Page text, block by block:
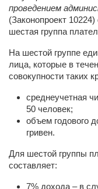
проведением
(Законопроект
шестая группа
На шестой группе
лица, которые в
совокупности таких
среднеучетная
50 человек;
объем годового
гривен.
Для шестой группы
составляет:
7% дохода – в